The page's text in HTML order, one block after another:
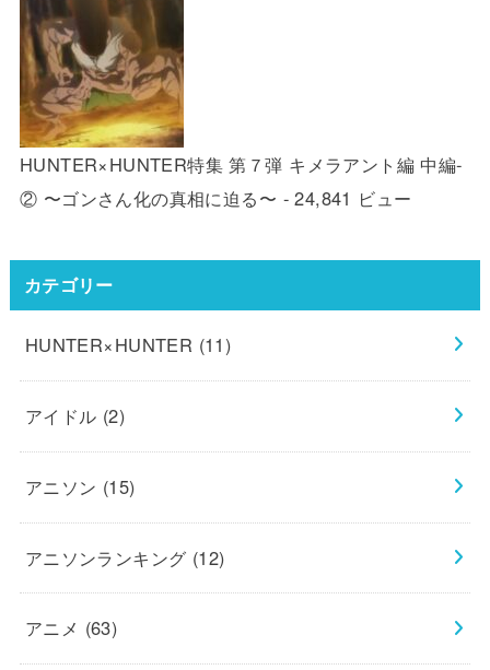
HUNTER×HUNTER特集 第７弾 キメラアント編 中編-
② 〜ゴンさん化の真相に迫る〜 - 24,841 ビュー
カテゴリー
HUNTER×HUNTER (11)
アイドル (2)
アニソン (15)
アニソンランキング (12)
アニメ (63)